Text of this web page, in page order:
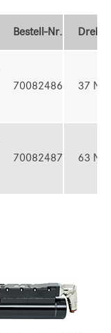
Bestell-Nr.
70082486 37 Nm
70082487 63 Nm